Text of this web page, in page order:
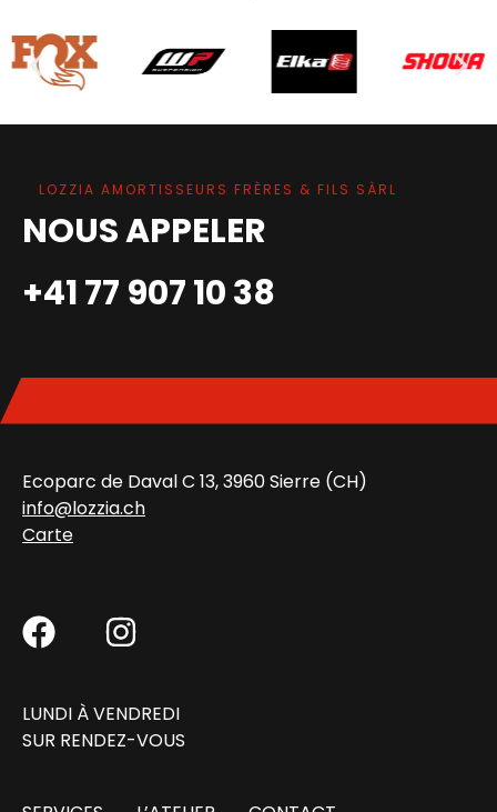
LOZZIA AMORTISSEURS FRÈRES & FILS SÀRL
NOUS APPELER
+41 77 907 10 38
Ecoparc de Daval C 13, 3960 Sierre (CH)
info@lozzia.ch
Carte
LUNDI À VENDREDI
SUR RENDEZ-VOUS